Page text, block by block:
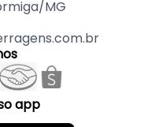
MG
app